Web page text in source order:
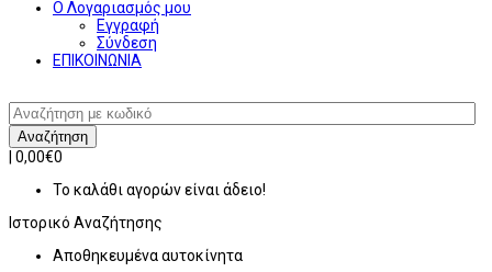
Ο Λογαριασμός μου
Εγγραφή
Σύνδεση
ΕΠΙΚΟΙΝΩΝΙΑ
Αναζήτηση
0,00€0
Το καλάθι αγορών είναι άδειο!
Ιστορικό Αναζήτησης
Αποθηκευμένα αυτοκίνητα